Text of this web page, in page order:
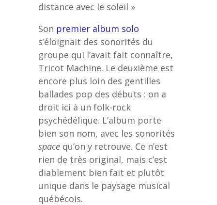
distance avec le soleil »
Son premier album solo
s’éloignait des sonorités du
groupe qui l’avait fait connaître,
Tricot Machine. Le deuxième est
encore plus loin des gentilles
ballades pop des débuts : on a
droit ici à un folk-rock
psychédélique. L’album porte
bien son nom, avec les sonorités
space qu’on y retrouve. Ce n’est
rien de très original, mais c’est
diablement bien fait et plutôt
unique dans le paysage musical
québécois.